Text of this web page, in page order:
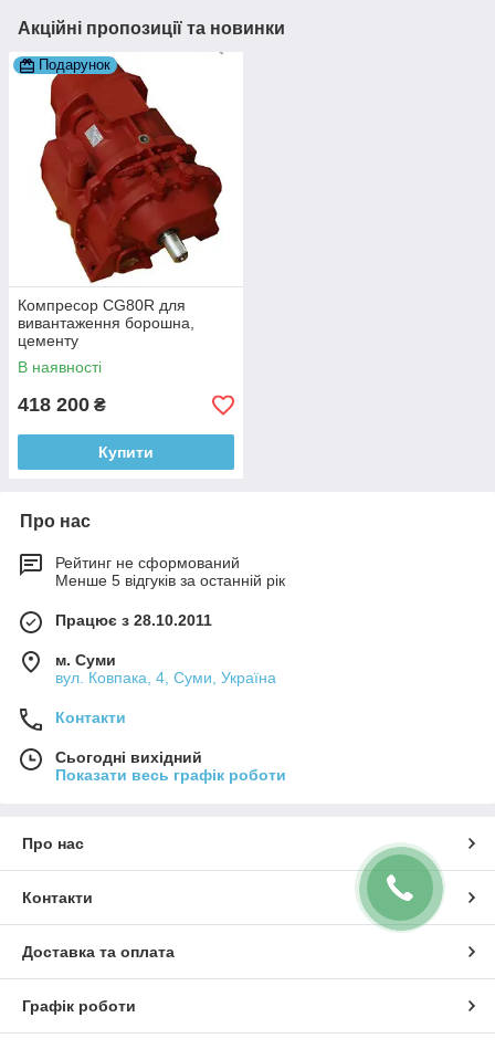
Акційні пропозиції та новинки
Подарунок
Компресор CG80R для
вивантаження борошна,
цементу
В наявності
418 200 ₴
Купити
Про нас
Рейтинг не сформований
Менше 5 відгуків за останній рік
Працює з 28.10.2011
м. Суми
вул. Ковпака, 4, Суми, Україна
Контакти
Сьогодні вихідний
Показати весь графік роботи
Про нас
Контакти
Доставка та оплата
Графік роботи